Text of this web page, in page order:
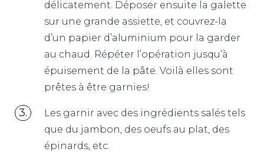
délicatement. Déposer ensuite la galette
sur une grande assiette, et couvrez-la
d’un papier d’aluminium pour la garder
au chaud. Répéter l’opération jusqu’à
épuisement de la pâte. Voilà elles sont
prêtes à être garnies!
Les garnir avec des ingrédients salés tels
que du jambon, des oeufs au plat, des
épinards, etc.